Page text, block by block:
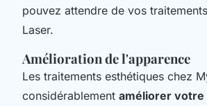
pouvez attendre de vos
Laser.
Amélioration de l'apparence
Les traitements esthétiques chez
considérablement améliorer votre